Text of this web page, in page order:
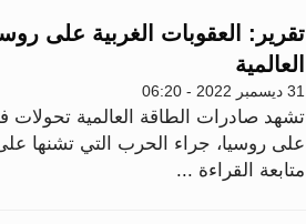
تقرير: العقوبات الغربية على
العالمية
31 ديسمبر 2022 - 06:20
تشهد صادرات الطاقة العالمية تحولات
على روسيا، جراء الحرب التي تشنها
متابعة القراءة ...